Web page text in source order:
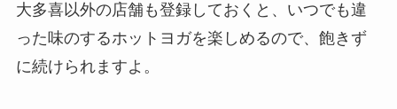
大多喜以外の店舗も登録しておくと、いつでも違
った味のするホットヨガを楽しめるので、飽きず
に続けられますよ。